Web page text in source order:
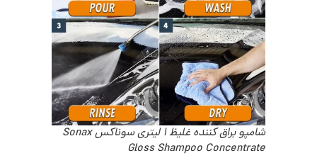
شامپو براق کننده غلیظ 1 لیتری سوناکس Sonax
Gloss Shampoo Concentrate